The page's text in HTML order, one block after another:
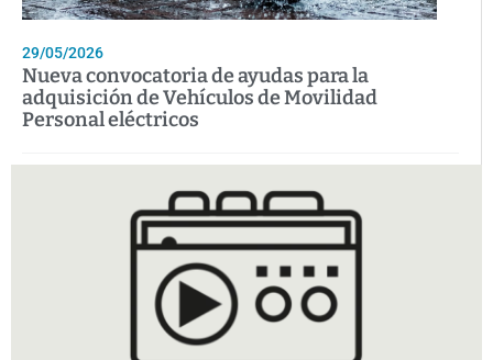
29/05/2026
Nueva convocatoria de ayudas para la
adquisición de Vehículos de Movilidad
Personal eléctricos